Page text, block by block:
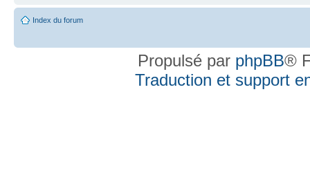
Index du forum
Propulsé par phpBB®
Traduction et support